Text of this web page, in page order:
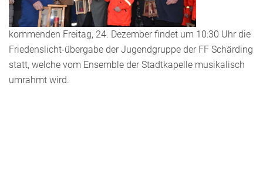
kommenden Freitag, 24. Dezember findet um 10:30 Uhr die
Friedenslicht-übergabe der Jugendgruppe der FF Schärding
statt, welche vom Ensemble der Stadtkapelle musikalisch
umrahmt wird.